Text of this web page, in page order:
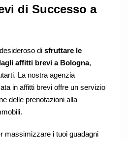
di Successo a
di sfruttare le
affitti brevi a Bologna,
La nostra agenzia
in affitti brevi offre un servizio
delle prenotazioni alla
massimizzare i tuoi guadagni